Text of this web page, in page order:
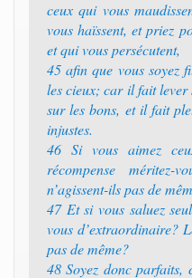
ceux qui vous
vous haïssent, et priez
et qui vous persécutent,
45 afin que vous soyez
les cieux; car il fait lever
sur les bons, et il fait
injustes.
46 Si vous aimez
récompense méritez-
n’agissent-ils pas de
47 Et si vous saluez
vous d’extraordinaire?
pas de même?
48 Soyez donc parfaits,